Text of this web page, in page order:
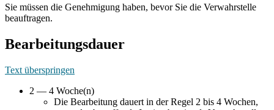
Sie müssen die Genehmigung haben, bevor Sie die Verwahrstelle
beauftragen.
Bearbeitungsdauer
Text überspringen
2 — 4 Woche(n)
Die Bearbeitung dauert in der Regel 2 bis 4 Wochen,